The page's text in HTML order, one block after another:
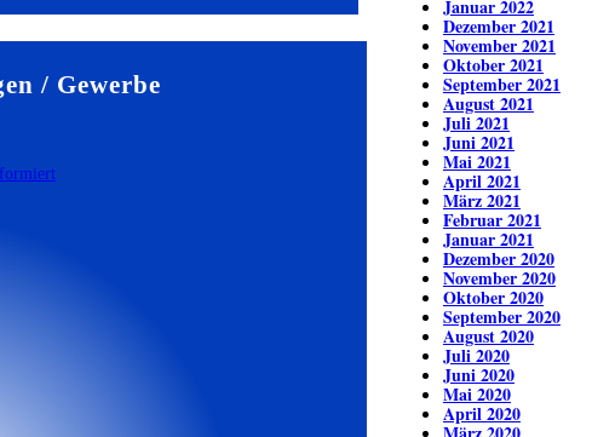
/ Gewerbe
Januar 2022
Dezember 2021
November 2021
Oktober 2021
September 2021
August 2021
Juli 2021
Juni 2021
Mai 2021
April 2021
März 2021
Februar 2021
Januar 2021
Dezember 2020
November 2020
Oktober 2020
September 2020
August 2020
Juli 2020
Juni 2020
Mai 2020
April 2020